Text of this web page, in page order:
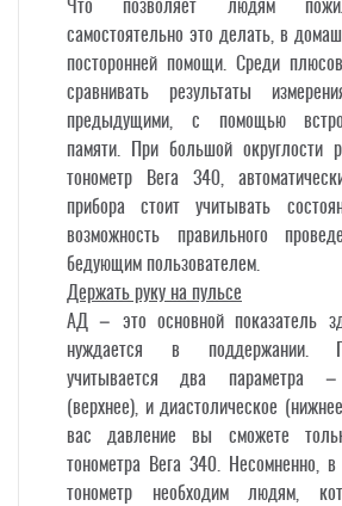
Что позволяет людям
самостоятельно это делать, в
посторонней помощи. Среди
сравнивать результаты
предыдущими, с помощью
памяти. При большой округлости
тонометр Вега 340,
прибора стоит учитывать
возможность правильного
бедующим пользователем.
Держать руку на пульсе
АД – это основной показатель
нуждается в поддержании.
учитывается два параметра –
(верхнее), и диастолическое
вас давление вы сможете
тонометра Вега 340. Несомненно, в
тонометр необходим людям,